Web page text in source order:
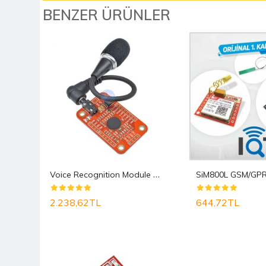
BENZER ÜRÜNLER
V
oice Recognition Module V3 ( Arduino Ses Tanıma ..
2.238,62TL 644,72TL